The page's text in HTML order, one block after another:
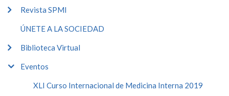
Revista SPMI
ÚNETE A LA SOCIEDAD
Biblioteca Virtual
Eventos
XLI Curso Internacional de Medicina Interna 2019